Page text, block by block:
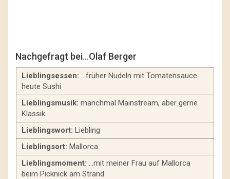
Nachgefragt bei…Olaf Berger
Lieblingsessen: …früher Nudeln mit Tomatensauce
heute Sushi
Lieblingsmusik: manchmal Mainstream, aber gerne
Klassik
Lieblingswort: Liebling
Lieblingsort: Mallorca
Lieblingsmoment: …mit meiner Frau auf Mallorca
beim Picknick am Strand